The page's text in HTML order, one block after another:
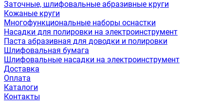
Заточные, шлифовальные абразивные круги
Кожаные круги
Многофункциональные наборы оснастки
Насадки для полировки на электроинструмент
Паста абразивная для доводки и полировки
Шлифовальная бумага
Шлифовальные насадки на электроинструмент
Доставка
Оплата
Каталоги
Контакты